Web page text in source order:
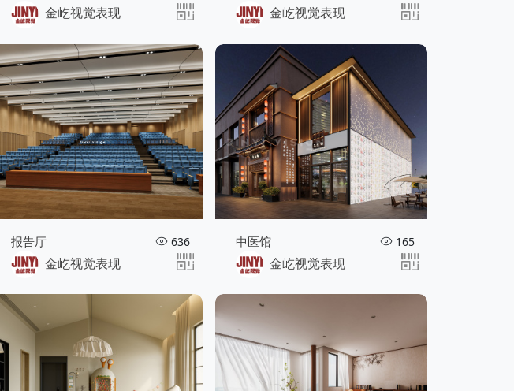
金屹视觉表现 金屹视觉表现
报告厅 636
金屹视觉表现
中医馆 165
金屹视觉表现